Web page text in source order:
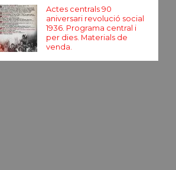
Actes centrals 90
aniversari revolució social
1936. Programa central i
per dies. Materials de
venda.